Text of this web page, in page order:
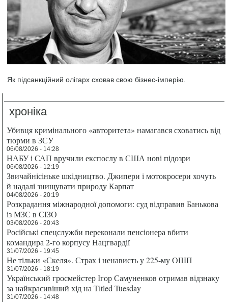
Як підсанкційний олігарх сховав свою бізнес-імперію.
хроніка
Убивця кримінального «авторитета» намагався сховатись від
тюрми в ЗСУ
06/08/2026 - 14:28
НАБУ і САП вручили експослу в США нові підозри
06/08/2026 - 12:19
Звичайнісіньке шкідництво. Джипери і мотокросери хочуть
й надалі знищувати природу Карпат
04/08/2026 - 20:19
Розкрадання міжнародної допомоги: суд відправив Банькова
із МЗС в СІЗО
03/08/2026 - 20:43
Російські спецслужби переконали пенсіонера вбити
командира 2-го корпусу Нацгвардії
31/07/2026 - 19:45
Не тільки «Скеля». Страх і ненависть у 225-му ОШП
31/07/2026 - 18:19
Український гросмейстер Ігор Самуненков отримав відзнаку
за найкрасивіший хід на Titled Tuesday
31/07/2026 - 14:48